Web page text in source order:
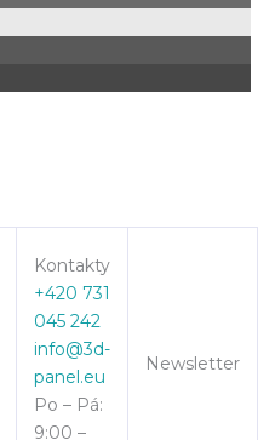
Kontakty
+420 731
045 242
info@3d-
panel.eu
Po – Pá:
9:00 –
Newsletter